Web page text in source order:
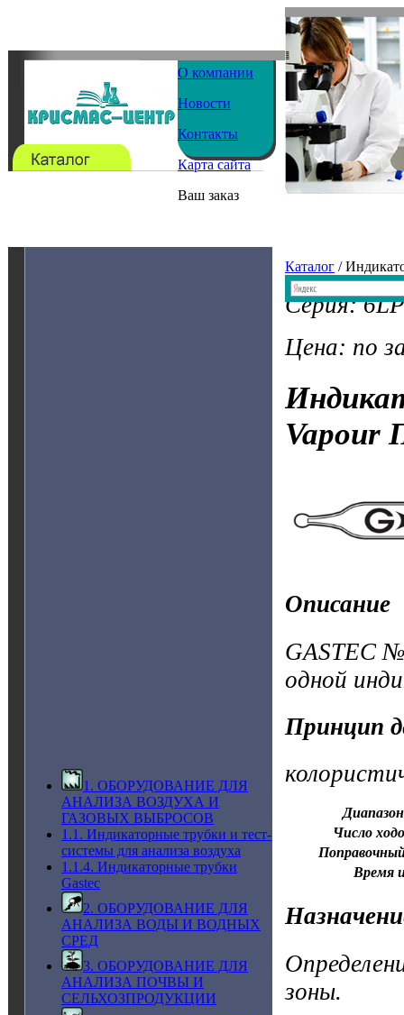
О компании
Новости
Контакты
Карта сайта
Ваш заказ
1. ОБОРУДОВАНИЕ ДЛЯ
АНАЛИЗА ВОЗДУХА И
ГАЗОВЫХ ВЫБРОСОВ
1.1. Индикаторные трубки и тест-
системы для анализа воздуха
1.1.4. Индикаторные трубки
Gastec
2. ОБОРУДОВАНИЕ ДЛЯ
АНАЛИЗА ВОДЫ И ВОДНЫХ
СРЕД
3. ОБОРУДОВАНИЕ ДЛЯ
АНАЛИЗА ПОЧВЫ И
СЕЛЬХОЗПРОДУКЦИИ
Каталог /
Серия: 6LP
Цена: по
Vapour
Описание
GASTEC
одной
Принцип
Число
Время
зоны.